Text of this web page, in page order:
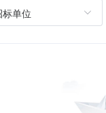
标单位